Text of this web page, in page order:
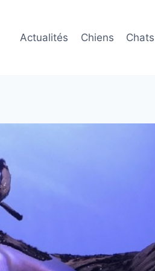
Actualités Chiens Chats